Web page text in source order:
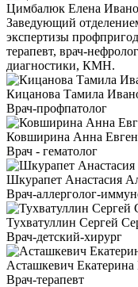
Цимбалюк Елена
Заведующий
экспертизы
терапевт, врач-
диагностики, КМН.
Кицанова Тамила
Врач-профпатолог
Ковширина Анна
Врач - гематолог
Шкурапет Анастасия
Врач-аллерголог-
Тухватуллин Сергей
Врач-детский-хирург
Асташкевич Екатерина
Врач-терапевт